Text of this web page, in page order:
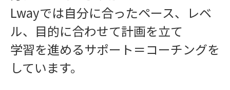
Lwayでは自分に合ったペース、レベ
ル、目的に合わせて計画を立て
学習を進めるサポート＝コーチングを
しています。